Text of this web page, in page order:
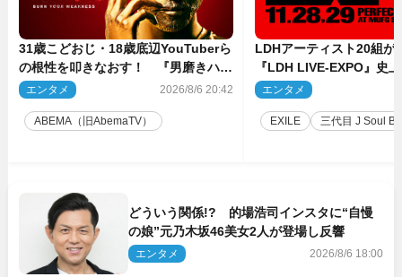
31歳こどおじ・18歳底辺YouTuberら
の根性を叩きなおす！ 『男磨きハウ
ス』第2弾コーチ陣発表
エンタメ 2026/8/6 20:42
ABEMA（旧AbemaTV）
LDHアーティスト20組
『LDH LIVE‐EXPO』史
技場で開催決定
エンタメ
EXILE 三代目 J Soul
どういう関係!? 的場浩司インスタに“自慢
の娘”元乃木坂46美女2人が登場し反響
エンタメ 2026/8/6 18:00